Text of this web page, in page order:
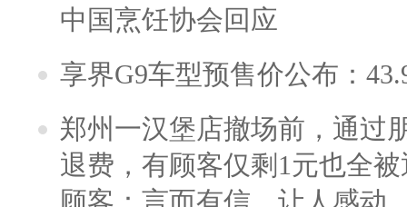
中国烹饪协会回应
享界G9车型预售价公布：
郑州一汉堡店撤场前，通过
退费，有顾客仅剩1元也全